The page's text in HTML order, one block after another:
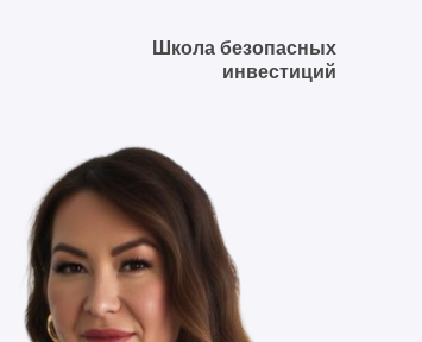
Школа безопасных
инвестиций